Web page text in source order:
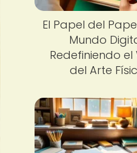
El Papel del
Mundo
Redefiniendo el
del Arte